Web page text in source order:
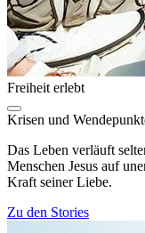
Freiheit erlebt
Krisen und
Das Leben verläuft
Menschen Jesus auf
Kraft seiner Liebe.
Zu den Stories